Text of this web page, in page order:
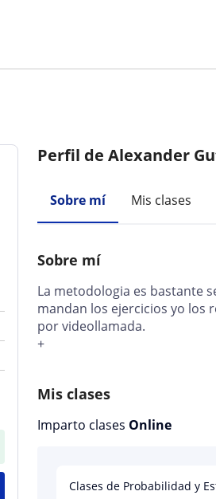
Perfil de Alexander
Sobre mí Mis clases
Sobre mí
La metodologia es bastante
mandan los ejercicios yo los
por videollamada.
+
Mis clases
Imparto clases Online
Clases de Probabilidad y